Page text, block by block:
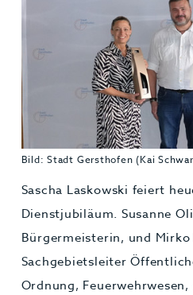
Jobs &MEHR+
Bild: Stadt Gersthofen (Kai
Sascha Laskowski feiert
Dienstjubiläum. Susanne
Bürgermeisterin, und
Sachgebietsleiter
Ordnung,